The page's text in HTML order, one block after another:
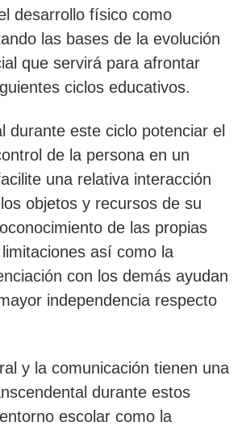
desarrollo físico como
las bases de la evolución
que servirá para afrontar
ciclos educativos.
durante este ciclo potenciar el
de la persona en un
una relativa interacción
objetos y recursos de su
de las propias
así como la
con los demás ayudan
independencia respecto
y la comunicación tienen una
durante estos
escolar como la